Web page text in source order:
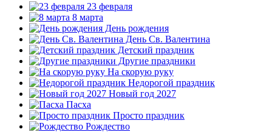
23 февраля
8 марта
День рождения
День Св. Валентина
Детский праздник
Другие праздники
На скорую руку
Недорогой праздник
Новый год 2027
Пасха
Просто праздник
Рождество